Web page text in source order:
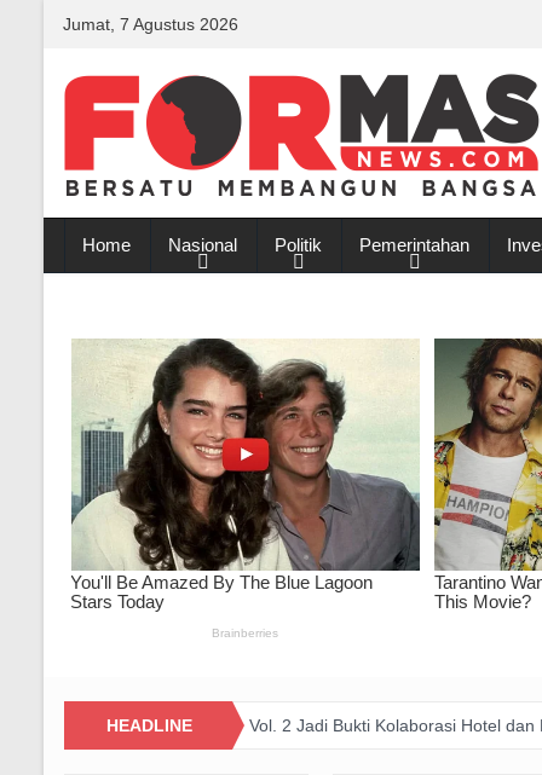
Jumat, 7 Agustus 2026
Home Nasional Politik Pemerintahan
HEADLINE
Happiness Yard Vol. 2 Jadi Bukti Kolaborasi Hotel dan